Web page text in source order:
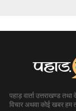
पहाड़ वार्ता उत्तराखण्ड
विचार अथवा कोई खबर हम